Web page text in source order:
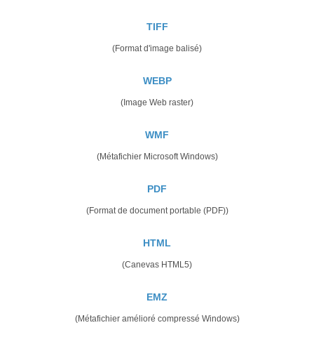
TIFF
(Format d'image balisé)
WEBP
(Image Web raster)
WMF
(Métafichier Microsoft Windows)
PDF
(Format de document portable (PDF))
HTML
(Canevas HTML5)
EMZ
(Métafichier amélioré compressé Windows)